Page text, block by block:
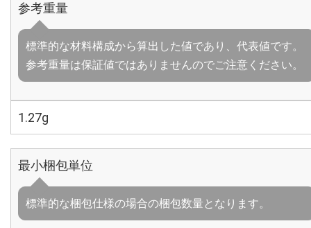
参考重量
標準的な材料構成から算出した値であり、代表値です。
参考重量は保証値ではありませんのでご注意ください。
1.27g
最小梱包単位
標準的な梱包仕様の場合の梱包数量となります。